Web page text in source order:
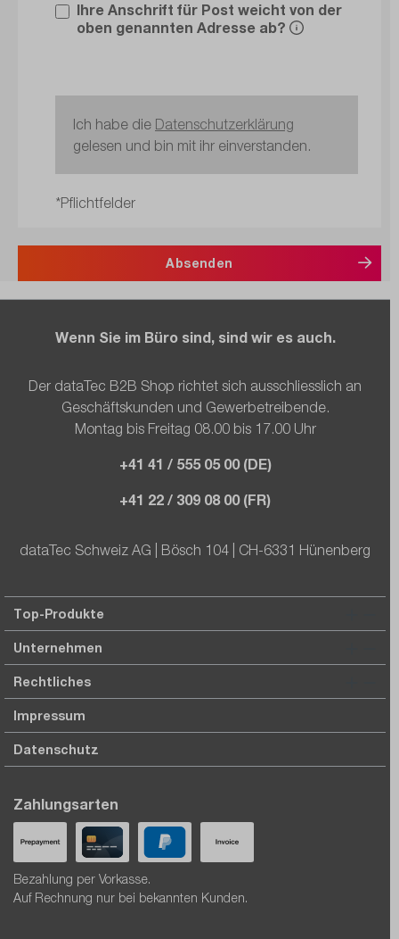
Ihre Anschrift für Post weicht von der
oben genannten Adresse ab?
Ich habe die Datenschutzerklärung
gelesen und bin mit ihr einverstanden.
*Pflichtfelder
Absenden
Wenn Sie im Büro sind, sind wir es auch.
Der dataTec B2B Shop richtet sich ausschliesslich an
Geschäftskunden und Gewerbetreibende.
Montag bis Freitag 08.00 bis 17.00 Uhr
+41 41 / 555 05 00 (DE)
+41 22 / 309 08 00 (FR)
dataTec Schweiz AG | Bösch 104 | CH-6331 Hünenberg
Top-Produkte
Unternehmen
Rechtliches
Impressum
Datenschutz
Zahlungsarten
Bezahlung per Vorkasse.
Auf Rechnung nur bei bekannten Kunden.